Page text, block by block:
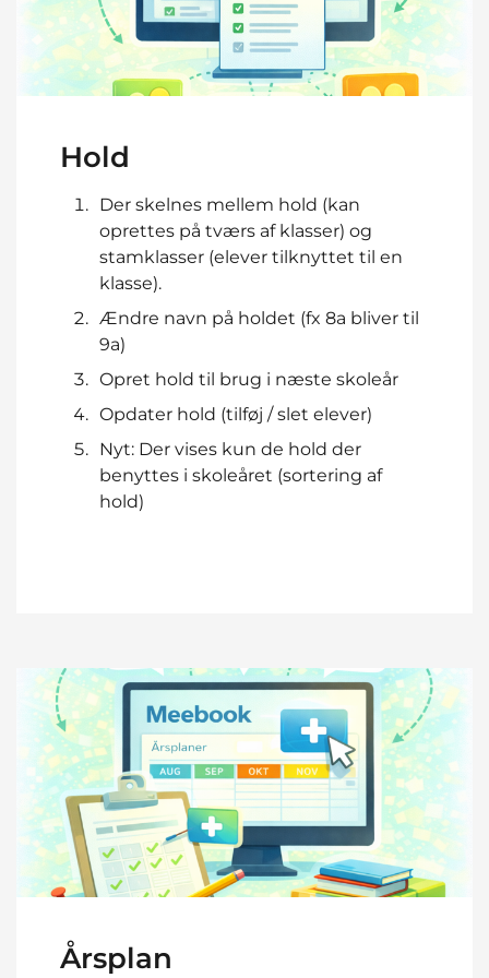
Hold
Der skelnes mellem hold (kan
oprettes på tværs af klasser) og
stamklasser (elever tilknyttet til en
klasse).
Ændre navn på holdet (fx 8a bliver til
9a)
Opret hold til brug i næste skoleår
Opdater hold (tilføj / slet elever)
Nyt: Der vises kun de hold der
benyttes i skoleåret (sortering af
hold)
Årsplan